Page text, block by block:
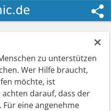
×
zu unterstützen
Wer Hilfe braucht,
möchte, ist
darauf, dass der
eine angenehme